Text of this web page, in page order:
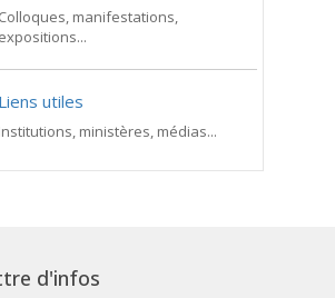
Colloques, manifestations,
expositions...
Liens utiles
Institutions, ministères, médias...
d'infos